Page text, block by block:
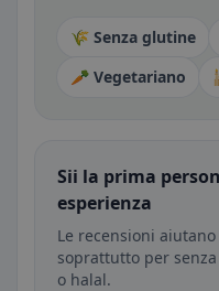
🌾 Senza glutine
🥕 Vegetariano
Sii la prima
esperienza
Le recensioni
soprattutto per
o halal.